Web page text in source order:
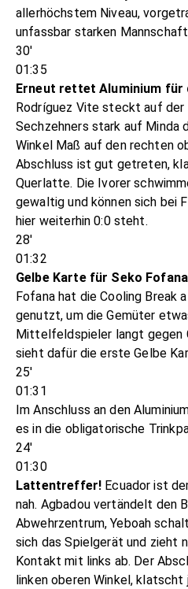
allerhöchstem Niveau,
unfassbar starken
30'
01:35
Erneut rettet Aluminium für
Rodríguez Vite steckt auf der
Sechzehners stark auf Minda
Winkel Maß auf den rechten
Abschluss ist gut getreten,
Querlatte. Die Ivorer
gewaltig und können sich bei
hier weiterhin 0:0 steht.
28'
01:32
Gelbe Karte für Seko
Fofana hat die Cooling Break
genutzt, um die Gemüter
Mittelfeldspieler langt gegen
sieht dafür die erste Gelbe
25'
01:31
Im Anschluss an den
es in die obligatorische
24'
01:30
Lattentreffer! Ecuador ist
nah. Agbadou vertändelt den
Abwehrzentrum, Yeboah
sich das Spielgerät und zieht
Kontakt mit links ab. Der
linken oberen Winkel, klatscht